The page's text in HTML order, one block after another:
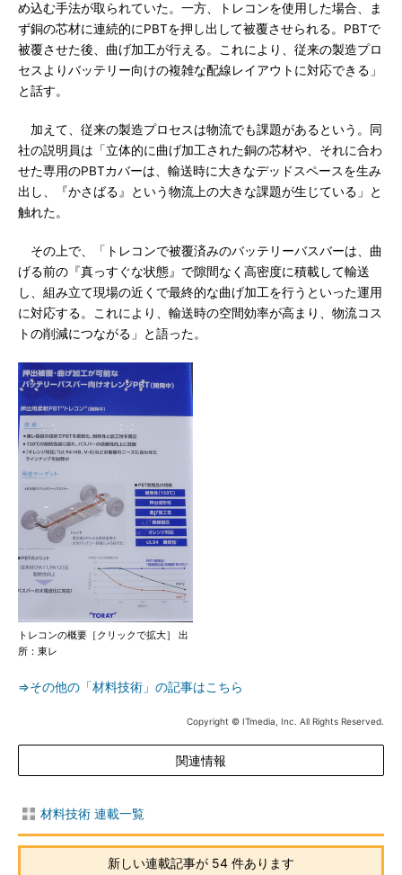
め込む手法が取られていた。一方、トレコンを使用した場合、ま
ず銅の芯材に連続的にPBTを押し出して被覆させられる。PBTで
被覆させた後、曲げ加工が行える。これにより、従来の製造プロ
セスよりバッテリー向けの複雑な配線レイアウトに対応できる」
と話す。
加えて、従来の製造プロセスは物流でも課題があるという。同
社の説明員は「立体的に曲げ加工された銅の芯材や、それに合わ
せた専用のPBTカバーは、輸送時に大きなデッドスペースを生み
出し、『かさばる』という物流上の大きな課題が生じている」と
触れた。
その上で、「トレコンで被覆済みのバッテリーバスバーは、曲
げる前の『真っすぐな状態』で隙間なく高密度に積載して輸送
し、組み立て現場の近くで最終的な曲げ加工を行うといった運用
に対応する。これにより、輸送時の空間効率が高まり、物流コス
トの削減につながる」と語った。
トレコンの概要［クリックで拡大］ 出
所：東レ
⇒その他の「材料技術」の記事はこちら
Copyright © ITmedia, Inc. All Rights Reserved.
関連情報
材料技術 連載一覧
新しい連載記事が 54 件あります